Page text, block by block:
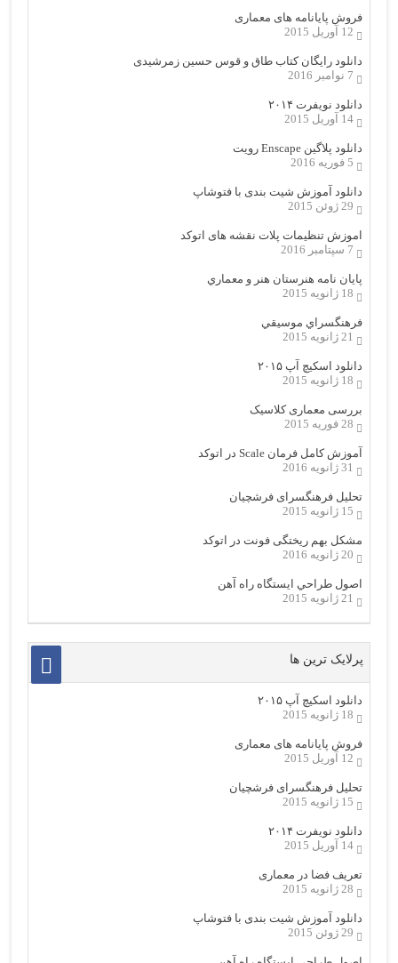
فروش پایانامه های معماری
12 آوریل 2015
دانلود رایگان کتاب طاق و قوس حسین زمرشیدی
7 نوامبر 2016
دانلود نویفرت ۲۰۱۴
14 آوریل 2015
دانلود پلاگین Enscape رویت
5 فوریه 2016
دانلود آموزش شیت بندی با فتوشاپ
29 ژوئن 2015
اموزش تنظیمات پلات نقشه های اتوکد
7 سپتامبر 2016
پایان نامه هنرستان هنر و معماري
18 ژانویه 2015
فرهنگسراي موسيقي
21 ژانویه 2015
دانلود اسکیچ آپ ۲۰۱۵
18 ژانویه 2015
بررسی معماری کلاسیک
28 فوریه 2015
آموزش کامل فرمان Scale در اتوکد
31 ژانویه 2016
تحلیل فرهنگسرای فرشچیان
15 ژانویه 2015
مشکل بهم ریختگی فونت در اتوکد
20 ژانویه 2016
اصول طراحي ایستگاه راه آهن
21 ژانویه 2015
پرلایک ترین ها
دانلود اسکیچ آپ ۲۰۱۵
18 ژانویه 2015
فروش پایانامه های معماری
12 آوریل 2015
تحلیل فرهنگسرای فرشچیان
15 ژانویه 2015
دانلود نویفرت ۲۰۱۴
14 آوریل 2015
تعریف فضا در معماری
28 ژانویه 2015
دانلود آموزش شیت بندی با فتوشاپ
29 ژوئن 2015